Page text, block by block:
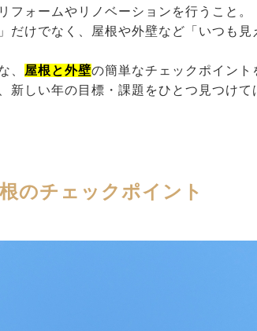
ォームやリノベーションを行うこと。
だけでなく、屋根や外壁など「いつも
、 屋根と外壁の簡単なチェックポイン
新しい年の目標・課題をひとつ見つけ
のチェックポイント